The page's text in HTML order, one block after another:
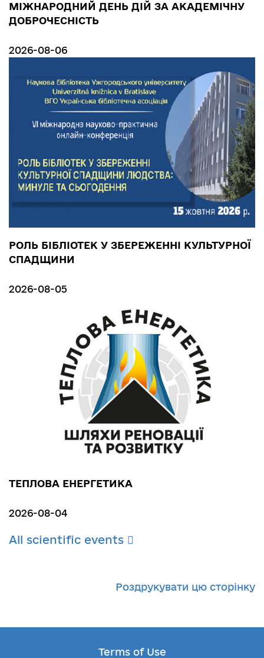
МІЖНАРОДНИЙ ДЕНЬ ДІЙ ЗА АКАДЕМІЧНУ
ДОБРОЧЕСНІСТЬ
2026-08-06
РОЛЬ БІБЛІОТЕК У ЗБЕРЕЖЕННІ КУЛЬТУРНОЇ
СПАДЩИНИ
2026-08-05
ТЕПЛОВА ЕНЕРГЕТИКА
2026-08-04
All scientific events
Роздрукувати цю сторінку
Terms of Use